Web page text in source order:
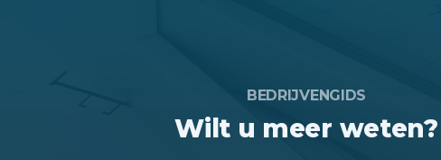
BEDRIJVENGIDS
Wilt u meer weten?